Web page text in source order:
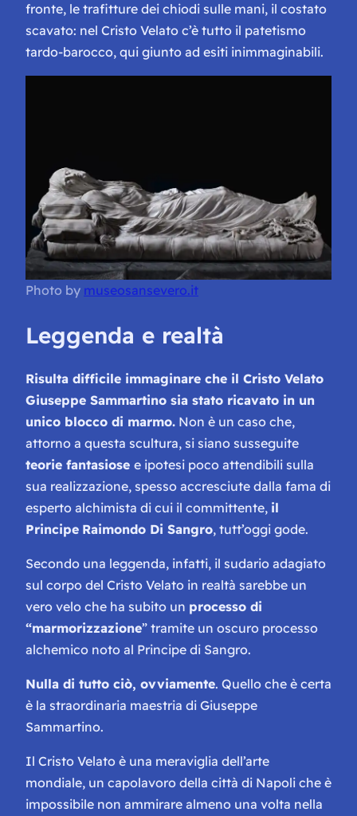
fronte, le trafitture dei chiodi sulle mani, il costato
scavato: nel Cristo Velato c’è tutto il patetismo
tardo-barocco, qui giunto ad esiti inimmaginabili.
Photo by museosansevero.it
Leggenda e realtà
Risulta difficile immaginare che il Cristo Velato
Giuseppe Sammartino sia stato ricavato in un
unico blocco di marmo. Non è un caso che,
attorno a questa scultura, si siano susseguite
teorie fantasiose e ipotesi poco attendibili sulla
sua realizzazione, spesso accresciute dalla fama di
esperto alchimista di cui il committente, il
Principe Raimondo Di Sangro, tutt’oggi gode.
Secondo una leggenda, infatti, il sudario adagiato
sul corpo del Cristo Velato in realtà sarebbe un
vero velo che ha subito un processo di
“marmorizzazione” tramite un oscuro processo
alchemico noto al Principe di Sangro.
Nulla di tutto ciò, ovviamente. Quello che è certa
è la straordinaria maestria di Giuseppe
Sammartino.
Il Cristo Velato è una meraviglia dell’arte
mondiale, un capolavoro della città di Napoli che è
impossibile non ammirare almeno una volta nella